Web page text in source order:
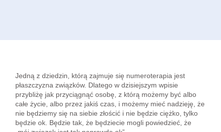
Jedną z dziedzin, którą zajmuje się numeroterapia jest
płaszczyzna związków. Dlatego w dzisiejszym wpisie
przybliżę jak przyciągnąć osobę, z którą możemy być albo
całe życie, albo przez jakiś czas, i możemy mieć nadzieję, że
nie będziemy się na siebie złościć i nie będzie ciężko, tylko
będzie ok. Będzie tak, że będziecie mogli powiedzieć, że